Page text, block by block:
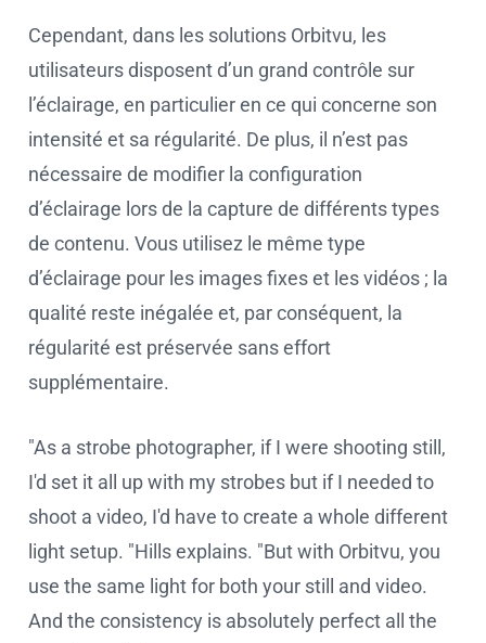
Cependant, dans les solutions Orbitvu, les
utilisateurs disposent d’un grand contrôle sur
l’éclairage, en particulier en ce qui concerne son
intensité et sa régularité. De plus, il n’est pas
nécessaire de modifier la configuration
d’éclairage lors de la capture de différents types
de contenu. Vous utilisez le même type
d’éclairage pour les images fixes et les vidéos ; la
qualité reste inégalée et, par conséquent, la
régularité est préservée sans effort
supplémentaire.
"As a strobe photographer, if I were shooting still,
I'd set it all up with my strobes but if I needed to
shoot a video, I'd have to create a whole different
light setup. "Hills explains. "But with Orbitvu, you
use the same light for both your still and video.
And the consistency is absolutely perfect all the